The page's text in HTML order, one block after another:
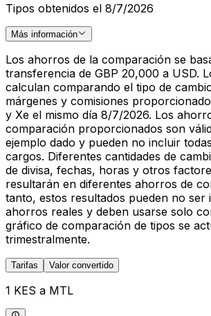
Tipos obtenidos el 8/7/2026
Más información
Los ahorros de la comparación se
transferencia de GBP 20,000 a USD.
calculan comparando el tipo de
márgenes y comisiones
y Xe el mismo día 8/7/2026. Los
comparación proporcionados son
ejemplo dado y pueden no incluir
cargos. Diferentes cantidades de
de divisa, fechas, horas y otros
resultarán en diferentes ahorros de
tanto, estos resultados pueden no ser
ahorros reales y deben usarse solo
gráfico de comparación de tipos se
trimestralmente.
Tarifas Valor convertido
1 KES a MTL